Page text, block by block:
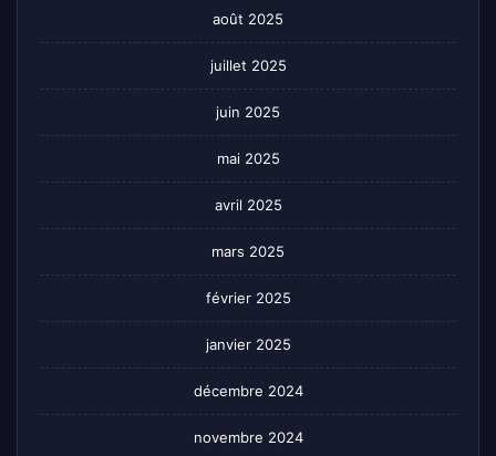
août 2025
juillet 2025
juin 2025
mai 2025
avril 2025
mars 2025
février 2025
janvier 2025
décembre 2024
novembre 2024